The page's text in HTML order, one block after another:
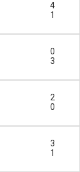
4
1
0
3
2
0
3
1